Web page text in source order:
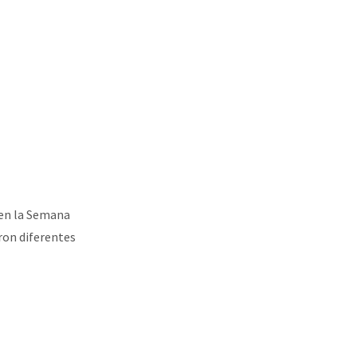
la Semana
diferentes